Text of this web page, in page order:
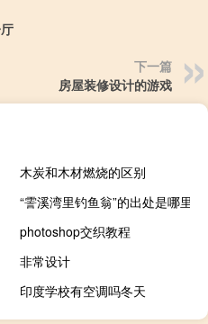
下一篇
房屋装修设计的游戏
木炭和木材燃烧的区别
“霅溪湾里钓鱼翁”的出处是哪里
photoshop交织教程
非常设计
印度学校有空调吗冬天